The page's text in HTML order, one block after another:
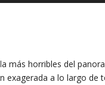
más horribles del
exagerada a lo largo de